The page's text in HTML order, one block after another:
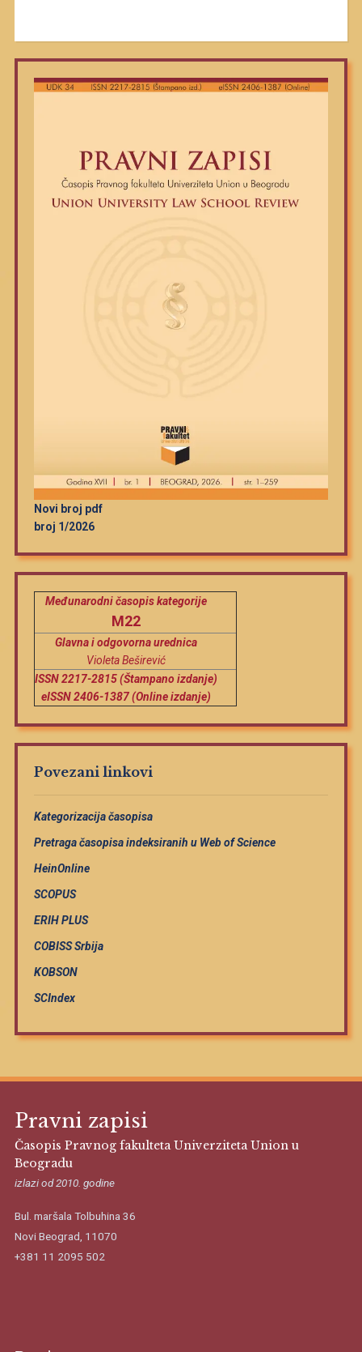
Novi broj pdf
broj 1/2026
Međunarodni časopis kategorije
M22
Glavna i odgovorna urednica
Violeta Beširević
ISSN 2217-2815 (Štampano izdanje)
eISSN 2406-1387 (Online izdanje)
Povezani linkovi
Kategorizacija časopisa
Pretraga časopisa indeksiranih u Web of Science
HeinOnline
SCOPUS
ERIH PLUS
COBISS Srbija
KOBSON
SCIndex
Pravni zapisi
Časopis Pravnog fakulteta Univerziteta Union u
Beogradu
izlazi od 2010. godine
Bul. maršala Tolbuhina 36
Novi Beograd, 11070
+381 11 2095 502